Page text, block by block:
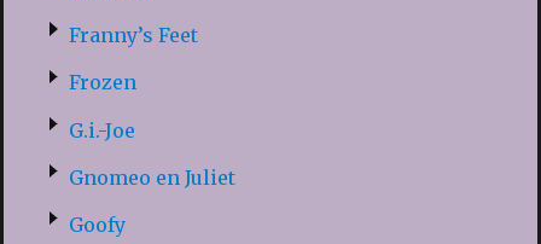
Franny’s Feet
Frozen
G.i.-Joe
Gnomeo en Juliet
Goofy